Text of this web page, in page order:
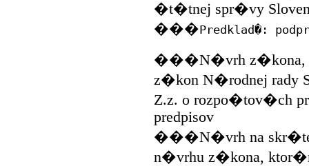
�t�tnej spr�vy
���Predklad�:
���N�vrh z�kona,
z�kon N�rodnej rady
Z.z. o rozpo�tov�ch
predpisov
���N�vrh na
n�vrhu z�kona,